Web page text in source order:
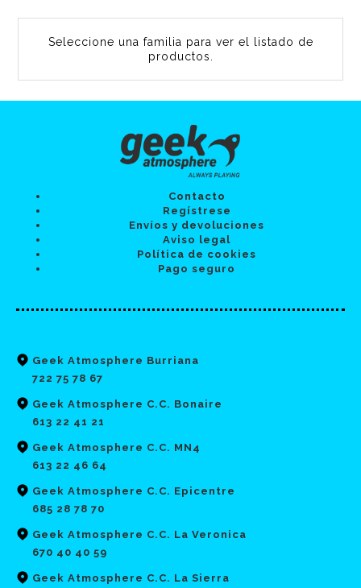
Seleccione una familia para ver el listado de
productos.
Contacto
Regístrese
Envíos y devoluciones
Aviso legal
Política de cookies
Pago seguro
Geek Atmosphere Burriana
722 75 78 67
Geek Atmosphere C.C. Bonaire
613 22 41 21
Geek Atmosphere C.C. MN4
613 22 46 64
Geek Atmosphere C.C. Epicentre
685 28 78 70
Geek Atmosphere C.C. La Veronica
670 40 40 59
Geek Atmosphere C.C. La Sierra